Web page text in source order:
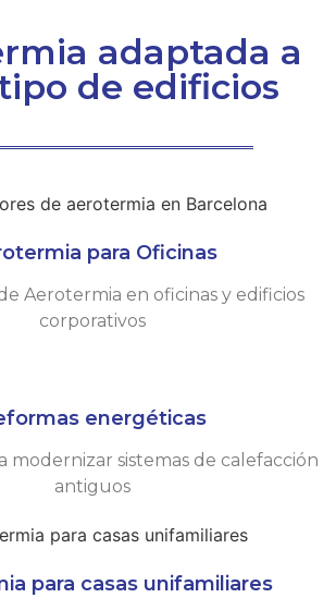
adaptada a
de edificios
para Oficinas​
Aerotermia en oficinas y edificios
corporativos
energéticas
modernizar sistemas de calefacción
antiguos
para casas unifamiliares